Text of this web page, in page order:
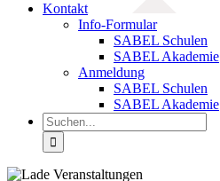
Kontakt
Info-Formular
SABEL Schulen
SABEL Akademie
Anmeldung
SABEL Schulen
SABEL Akademie
Suche
nach: